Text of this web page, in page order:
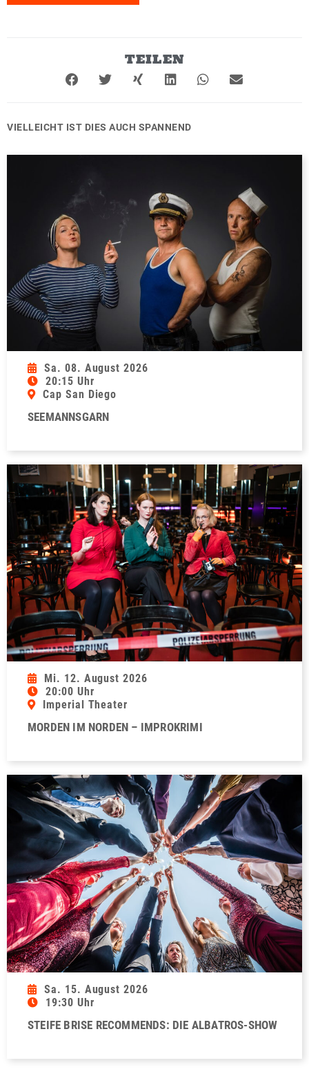
TEILEN
VIELLEICHT IST DIES AUCH SPANNEND
Sa. 08. August 2026
20:15 Uhr
Cap San Diego
SEEMANNSGARN
Mi. 12. August 2026
20:00 Uhr
Imperial Theater
MORDEN IM NORDEN – IMPROKRIMI
Sa. 15. August 2026
19:30 Uhr
STEIFE BRISE RECOMMENDS: DIE ALBATROS-SHOW